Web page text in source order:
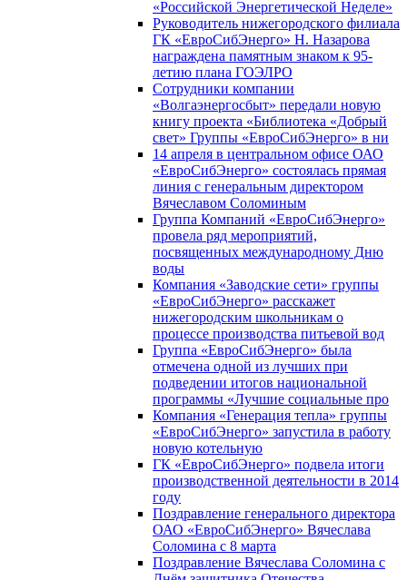
«Российской Энергетической Неделе»
Руководитель нижегородского филиала
ГК «ЕвроСибЭнерго» Н. Назарова
награждена памятным знаком к 95-
летию плана ГОЭЛРО
Сотрудники компании
«Волгаэнергосбыт» передали новую
книгу проекта «Библиотека «Добрый
свет» Группы «ЕвроСибЭнерго» в ни
14 апреля в центральном офисе ОАО
«ЕвроСибЭнерго» состоялась прямая
линия с генеральным директором
Вячеславом Соломиным
Группа Компаний «ЕвроСибЭнерго»
провела ряд мероприятий,
посвященных международному Дню
воды
Компания «Заводские сети» группы
«ЕвроСибЭнерго» расскажет
нижегородским школьникам о
процессе производства питьевой вод
Группа «ЕвроСибЭнерго» была
отмечена одной из лучших при
подведении итогов национальной
программы «Лучшие социальные про
Компания «Генерация тепла» группы
«ЕвроСибЭнерго» запустила в работу
новую котельную
ГК «ЕвроСибЭнерго» подвела итоги
производственной деятельности в 2014
году
Поздравление генерального директора
ОАО «ЕвроСибЭнерго» Вячеслава
Соломина с 8 марта
Поздравление Вячеслава Соломина с